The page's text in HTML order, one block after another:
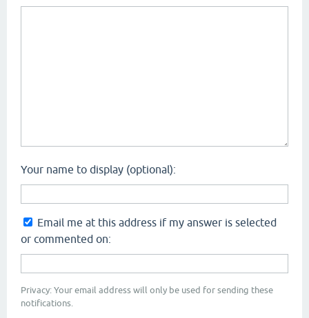
Your name to display (optional):
Email me at this address if my answer is selected
or commented on:
Privacy: Your email address will only be used for sending these
notifications.